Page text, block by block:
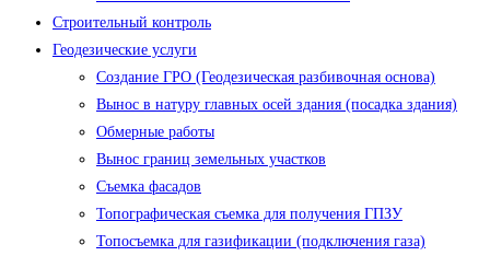
Строительный контроль
Геодезические услуги
Создание ГРО (Геодезическая разбивочная основа)
Вынос в натуру главных осей здания (посадка здания)
Обмерные работы
Вынос границ земельных участков
Съемка фасадов
Топографическая съемка для получения ГПЗУ
Топосъемка для газификации (подключения газа)